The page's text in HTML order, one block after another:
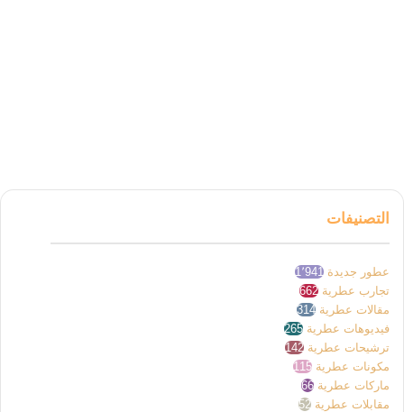
التصنيفات
عطور جديدة 1٬941
تجارب عطرية 662
مقالات عطرية 314
فيديوهات عطرية 265
ترشيحات عطرية 142
مكونات عطرية 115
ماركات عطرية 66
مقابلات عطرية 52